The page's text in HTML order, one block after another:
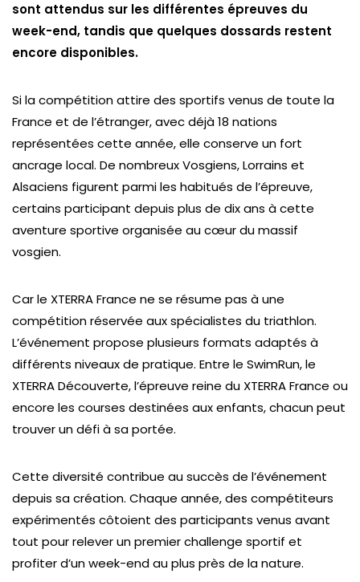
sont attendus sur les différentes épreuves du
week-end, tandis que quelques dossards restent
encore disponibles.
Si la compétition attire des sportifs venus de toute la
France et de l’étranger, avec déjà 18 nations
représentées cette année, elle conserve un fort
ancrage local. De nombreux Vosgiens, Lorrains et
Alsaciens figurent parmi les habitués de l’épreuve,
certains participant depuis plus de dix ans à cette
aventure sportive organisée au cœur du massif
vosgien.
Car le XTERRA France ne se résume pas à une
compétition réservée aux spécialistes du triathlon.
L’événement propose plusieurs formats adaptés à
différents niveaux de pratique. Entre le SwimRun, le
XTERRA Découverte, l’épreuve reine du XTERRA France ou
encore les courses destinées aux enfants, chacun peut
trouver un défi à sa portée.
Cette diversité contribue au succès de l’événement
depuis sa création. Chaque année, des compétiteurs
expérimentés côtoient des participants venus avant
tout pour relever un premier challenge sportif et
profiter d’un week-end au plus près de la nature.